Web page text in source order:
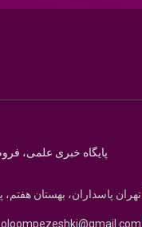
پایگاه خبری علمی،
تهران پاسداران، بهستان هفتم، پلاک2،
oloompezeshki@gmail.com